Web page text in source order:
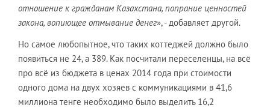
отношение к гражданам Казахстана, попрание ценностей
закона, вопиющее отмывание денег», - добавляет другой.
Но самое любопытное, что таких коттеджей должно было
появиться не 24, а 389. Как посчитали переселенцы, на всё
про всё из бюджета в ценах 2014 года при стоимости
одного дома на двух хозяев с коммуникациями в 41,6
миллиона тенге необходимо было выделить 16,2